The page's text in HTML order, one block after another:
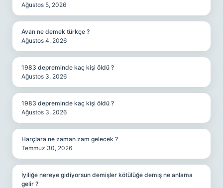
Ağustos 5, 2026
Avan ne demek türkçe ?
Ağustos 4, 2026
1983 depreminde kaç kişi öldü ?
Ağustos 3, 2026
1983 depreminde kaç kişi öldü ?
Ağustos 3, 2026
Harçlara ne zaman zam gelecek ?
Temmuz 30, 2026
İyiliğe nereye gidiyorsun demişler kötülüğe demiş ne anlama
gelir ?